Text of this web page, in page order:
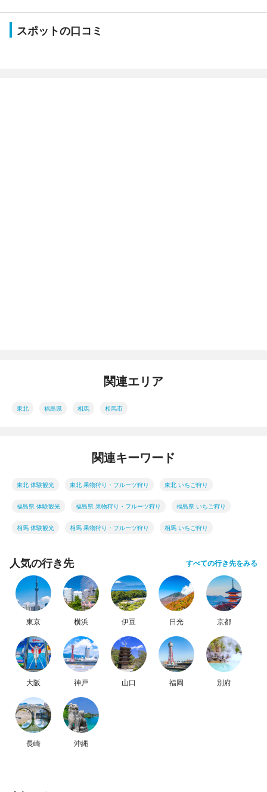
スポットの口コミ
関連エリア
東北 福島県 相馬 相馬市
関連キーワード
東北 体験観光 東北 果物狩り・フルーツ狩り 東北 いちご狩り
福島県 体験観光 福島県 果物狩り・フルーツ狩り 福島県 いちご狩り
相馬 体験観光 相馬 果物狩り・フルーツ狩り 相馬 いちご狩り
人気の行き先 すべての行き先をみる
東京 横浜 伊豆 日光 京都
大阪 神戸 山口 福岡 別府
長崎 沖縄